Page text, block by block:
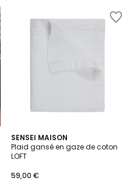
SENSEI MAISON
Plaid gansé en gaze de coton
LOFT
59,00 €
5
/
5
4
Couleurs